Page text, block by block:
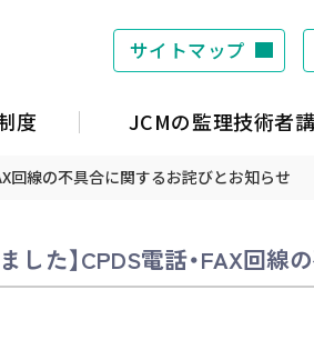
サイトマップ
度 JCMの監理技術者
回線の不具合に関するお詫びとお知らせ
した】CPDS電話・FAX回